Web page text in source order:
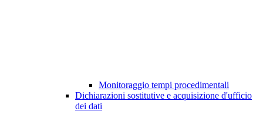
Monitoraggio tempi procedimentali
Dichiarazioni sostitutive e acquisizione d'ufficio
dei dati